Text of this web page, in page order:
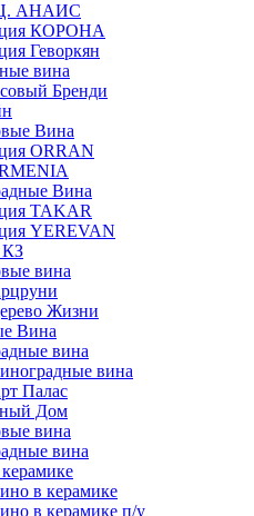
АНАИС
КОРОНА
Геворкян
вина
Бренди
Вина
ORRAN
Вина
TAKAR
YEREVAN
КЗ
вина
Жизни
Вина
вина
вина
Палас
Дом
вина
вина
в керамике
в керамике п/у